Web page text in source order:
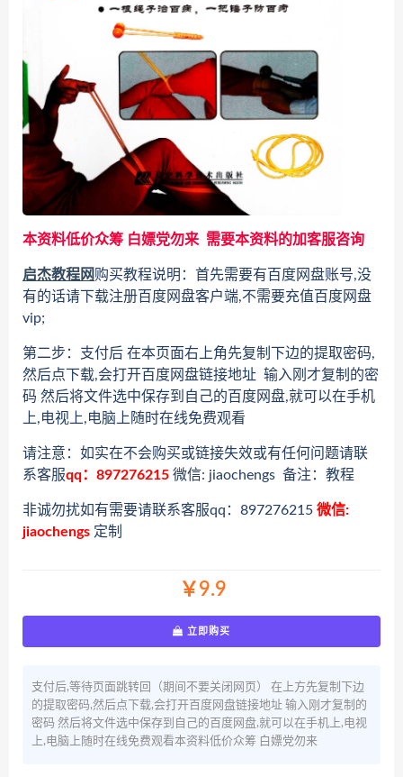
本资料低价众筹 白嫖党勿来 需要本资料的加客服咨询
启杰教程网购买教程说明：首先需要有百度网盘账号,没
有的话请下载注册百度网盘客户端,不需要充值百度网盘
vip;
第二步：支付后 在本页面右上角先复制下边的提取密码,
然后点下载,会打开百度网盘链接地址 输入刚才复制的密
码 然后将文件选中保存到自己的百度网盘,就可以在手机
上,电视上,电脑上随时在线免费观看
请注意：如实在不会购买或链接失效或有任何问题请联
系客服qq：897276215 微信: jiaochengs 备注：教程
非诚勿扰如有需要请联系客服qq：897276215 微信:
jiaochengs 定制
￥9.9
立即购买
支付后,等待页面跳转回（期间不要关闭网页） 在上方先复制下边
的提取密码,然后点下载,会打开百度网盘链接地址 输入刚才复制的
密码 然后将文件选中保存到自己的百度网盘,就可以在手机上,电视
上,电脑上随时在线免费观看本资料低价众筹 白嫖党勿来